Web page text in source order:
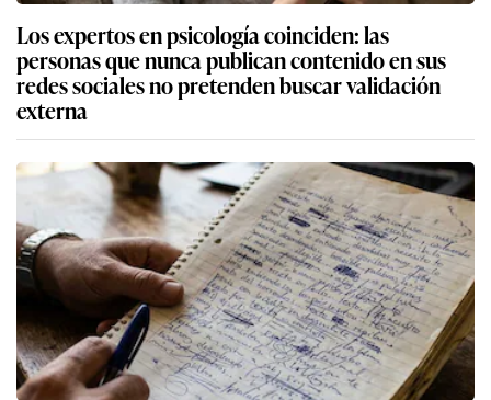
Los expertos en psicología coinciden: las
personas que nunca publican contenido en sus
redes sociales no pretenden buscar validación
externa